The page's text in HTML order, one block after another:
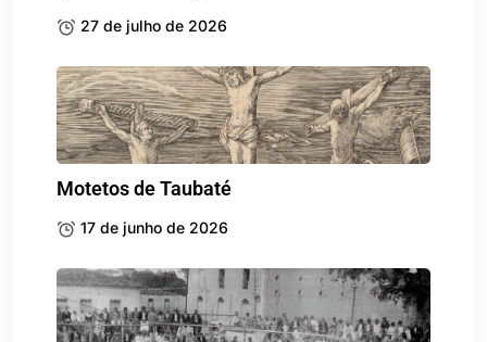
27 de julho de 2026
Motetos de Taubaté
17 de junho de 2026